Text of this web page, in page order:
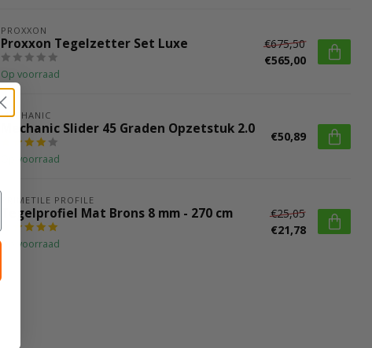
PROXXON
Proxxon Tegelzetter Set Luxe
Op voorraad
€675,50
€565,00
MECHANIC
Mechanic Slider 45 Graden Opzetstuk 2.0
Op voorraad
€50,89
PRIMETILE PROFILE
Tegelprofiel Mat Brons 8 mm - 270 cm
Op voorraad
€25,05
€21,78